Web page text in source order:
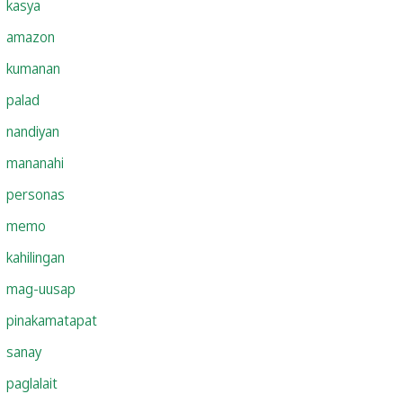
kasya
amazon
kumanan
palad
nandiyan
mananahi
personas
memo
kahilingan
mag-uusap
pinakamatapat
sanay
paglalait